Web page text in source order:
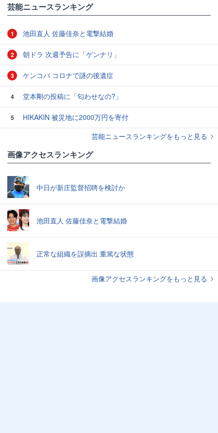
芸能ニュースランキング
1 池田直人 佐藤佳奈と電撃結婚
2 朝ドラ 次週予告に「ゲンナリ」
3 ケンコバ コロナで謎の後遺症
4 堂本剛の投稿に「匂わせなの?」
5
HIKAKIN 被災地に2000万円を寄付
芸能ニュースランキングをもっと見る
画像アクセスランキング
中日が新庄監督招聘を検討か
池田直人 佐藤佳奈と電撃結婚
正常な組織を誤摘出 重篤な状態
画像アクセスランキングをもっと見る